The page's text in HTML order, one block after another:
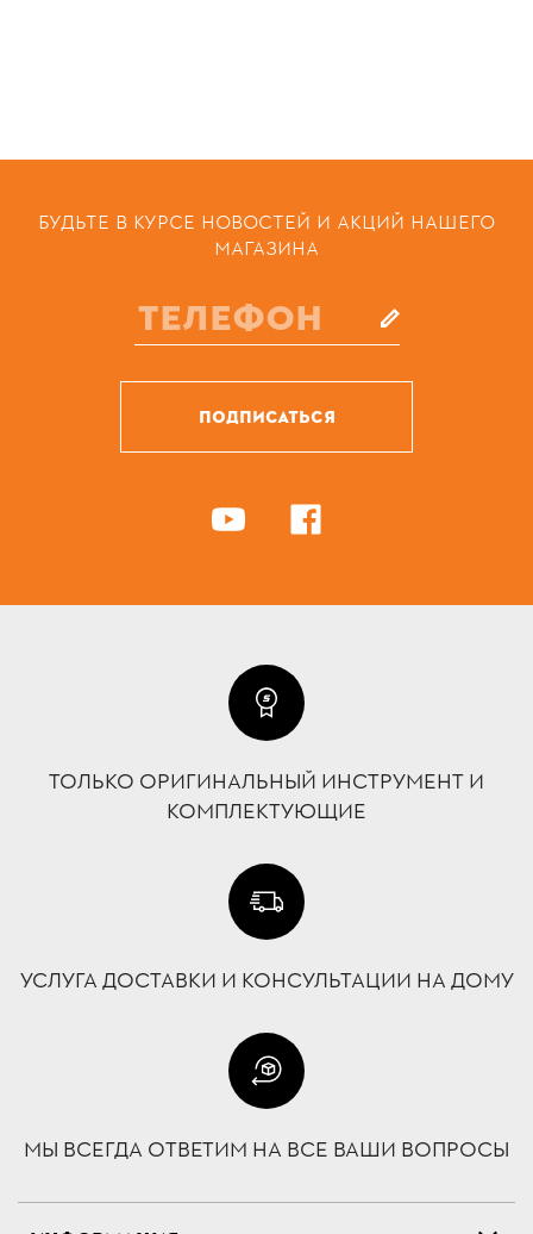
БУДЬТЕ В КУРСЕ НОВОСТЕЙ И АКЦИЙ НАШЕГО
МАГАЗИНА
ПОДПИСАТЬСЯ
ТОЛЬКО ОРИГИНАЛЬНЫЙ ИНСТРУМЕНТ И
КОМПЛЕКТУЮЩИЕ
УСЛУГА ДОСТАВКИ И КОНСУЛЬТАЦИИ НА ДОМУ
МЫ ВСЕГДА ОТВЕТИМ НА ВСЕ ВАШИ ВОПРОСЫ